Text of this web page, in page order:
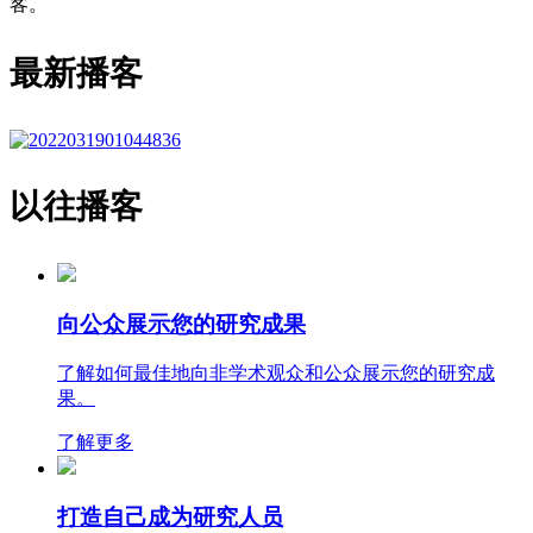
最新播客
以往播客
向公众展示您的研究成果
了解如何最佳地向非学术观众和公众展示您的研究成
果。
了解更多
打造自己成为研究人员